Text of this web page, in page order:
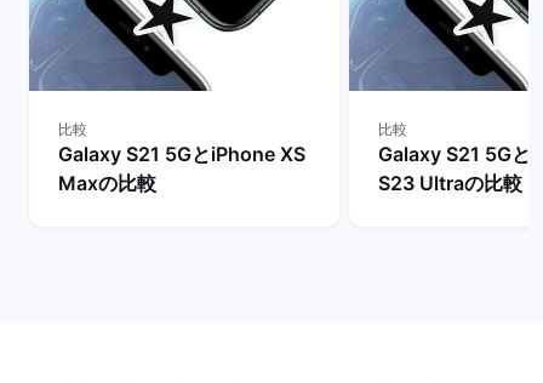
比較
Galaxy S21 5GとiPhone XS
Maxの比較
比較
Galaxy S21 5Gと
S23 Ultraの比較